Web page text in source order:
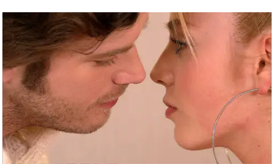
Nova
Madrid
Publicado: 05 de agosto de 2019, 20:32